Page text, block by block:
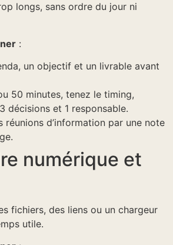
longs, sans ordre du jour ni
:
un objectif et un livrable avant
50 minutes, tenez le timing,
décisions et 1 responsable.
réunions d’information par une note
numérique et
fichiers, des liens ou un chargeur
utile.